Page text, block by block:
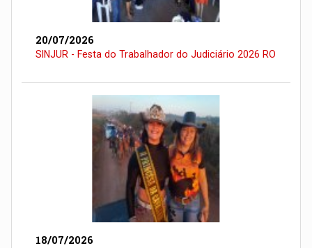
20/07/2026
SINJUR - Festa do Trabalhador do Judiciário 2026 RO
18/07/2026